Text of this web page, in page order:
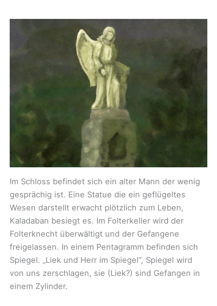
Im Schloss befindet sich ein alter Mann der wenig
gesprächig ist. Eine Statue die ein geflügeltes
Wesen darstellt erwacht plötzlich zum Leben,
Kaladaban besiegt es. Im Folterkeller wird der
Folterknecht überwältigt und der Gefangene
freigelassen. In einem Pentagramm befinden sich
Spiegel. „Liek und Herr im Spiegel“, Spiegel wird
von uns zerschlagen, sie (Liek?) sind Gefangen in
einem Zylinder.